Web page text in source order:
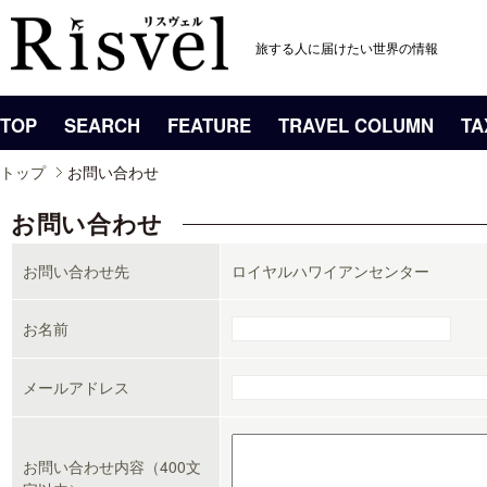
旅する人に届けたい世界の情報
TOP SEARCH FEATURE TRAVEL COLUMN
トップ お問い合わせ
お問い合わせ
お問い合わせ先 ロイヤルハワイアンセンター
お名前
メールアドレス
お問い合わせ内容（400文